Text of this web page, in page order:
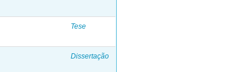
Tese
Dissertação